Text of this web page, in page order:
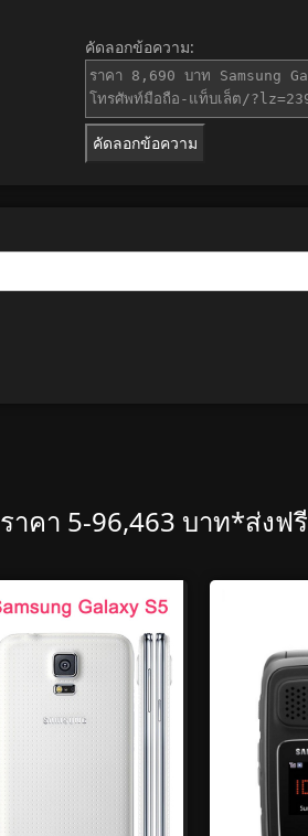
คัดลอกข้อความ:
คัดลอกข้อความ
ราคา 5-96,463 บาท*ส่งฟรี